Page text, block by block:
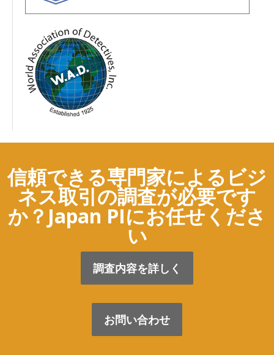
信頼できる専門家によるビジ
ネス取引の調査が必要です
か？Japan PIにお任せくださ
い
調査内容を詳しく
お問い合わせ